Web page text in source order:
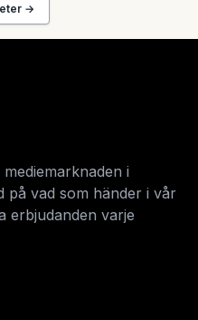
→
i
på vad som händer i vår
erbjudanden varje